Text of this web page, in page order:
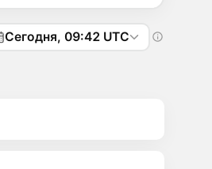
Сегодня, 09:42 UTC